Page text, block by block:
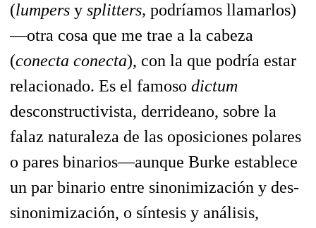
(lumpers y splitters, podríamos llamarlos)
—otra cosa que me trae a la cabeza
(conecta conecta), con la que podría estar
relacionado. Es el famoso dictum
desconstructivista, derrideano, sobre la
falaz naturaleza de las oposiciones polares
o pares binarios—aunque Burke establece
un par binario entre sinonimización y des-
sinonimización, o síntesis y análisis,